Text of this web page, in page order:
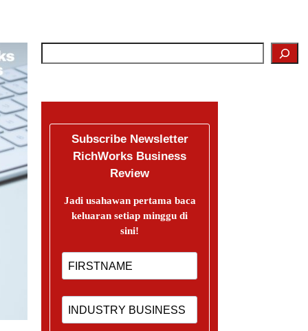
Subscribe Newsletter
RichWorks Business
Review
Jadi usahawan pertama baca
keluaran setiap minggu di
sini!